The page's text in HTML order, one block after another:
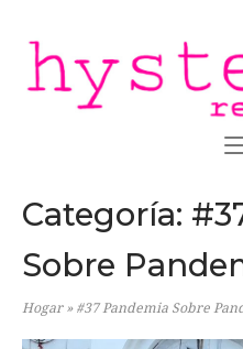
contenido
Categoría:
Sobre
Hogar »#37 Pandemia Sobre